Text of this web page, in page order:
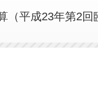
平成23年第2回